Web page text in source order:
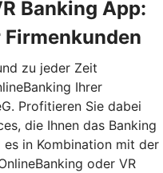
Banking App:
zu jeder Zeit
Ihrer
Profitieren Sie dabei
die Ihnen das Banking
in Kombination mit der
oder VR